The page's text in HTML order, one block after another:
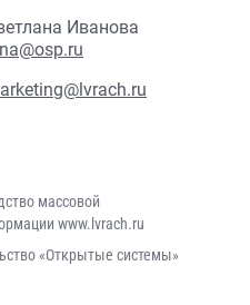
Иванова
массовой
www.lvrach.ru
«Открытые системы»